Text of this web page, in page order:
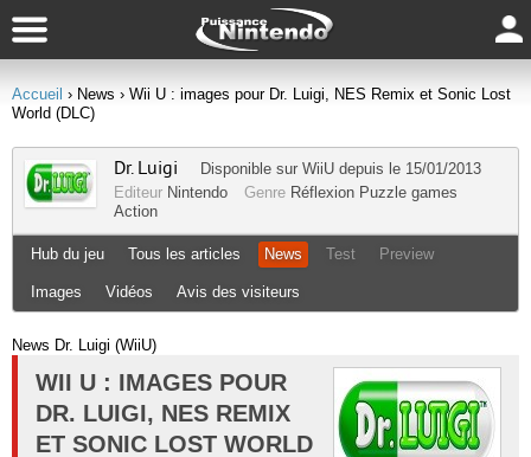
Accueil › News › Wii U : images pour Dr. Luigi, NES Remix et Sonic Lost
World (DLC)
Dr. Luigi Disponible sur WiiU depuis le 15/01/2013
Editeur Nintendo Genre Réflexion Puzzle games
Action
Hub du jeu Tous les articles News Test Preview
Images Vidéos Avis des visiteurs
News Dr. Luigi (WiiU)
WII U : IMAGES POUR
DR. LUIGI, NES REMIX
ET SONIC LOST WORLD